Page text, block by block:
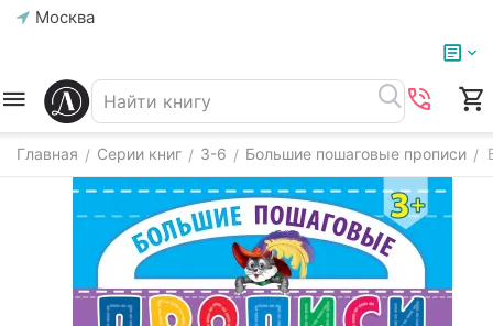
Москва
Главная / Серии книг / 3-6 / Большие пошаговые прописи /